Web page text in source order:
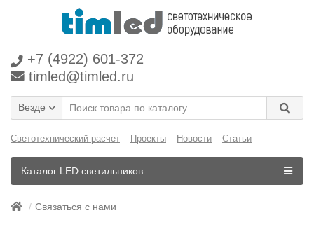
+7 (4922) 601-372
timled@timled.ru
Везде
Светотехнический расчет Проекты Новости Статьи
Каталог LED светильников
Связаться с нами